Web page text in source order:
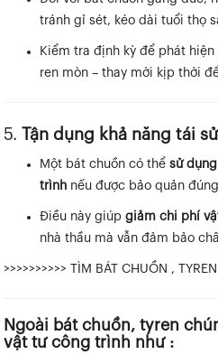
tránh gỉ sét, kéo dài tuổi thọ
Kiểm tra định kỳ để phát
ren mòn – thay mới kịp thời
5. Tận dụng khả năng tái
Một bát chuồn có thể sử
trình nếu được bảo quản
Điều này giúp giảm chi phí
nhà thầu mà vẫn đảm bảo
>>>>>>>>>> TÌM BÁT CHUỒN ,
Ngoài bát chuồn, tyren
vật tư công trình như :